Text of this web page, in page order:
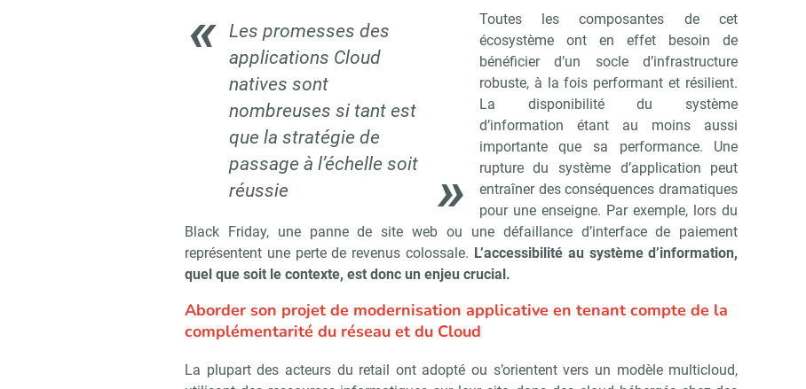
Les promesses des
applications Cloud
natives sont
nombreuses si tant est
que la stratégie de
passage à l’échelle soit
réussie
Toutes les composantes de cet
écosystème ont en effet besoin de
bénéficier d’un socle d’infrastructure
robuste, à la fois performant et résilient.
La disponi­bilité du système
d’information étant au moins aussi
importante que sa performance. Une
rupture du sys­tème d’application peut
entraîner des conséquences dramatiques
pour une enseigne. Par exemple, lors du
Black Friday, une panne de site web ou une défaillance d’interface de paiement
représentent une perte de revenus colossale. L’accessibilité au système d’information,
quel que soit le contexte, est donc un enjeu crucial.
Aborder son projet de modernisation applicative en tenant compte de la
complémentarité du réseau et du Cloud
La plupart des acteurs du retail ont adopté ou s’orientent vers un modèle multicloud,
Recevoir Républik Retail Abonnez-vous à notre newsletter
Non merci, je reçois déjà ! Je déciderai plus tard